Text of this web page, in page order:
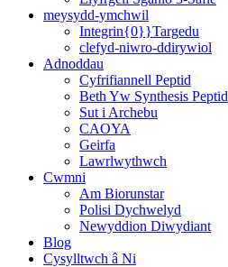
meysydd-ymchwil
Integrin{0}}Targedu
clefyd-niwro-ddirywiol
Adnoddau
Cyfrifiannell Peptid
Beth Yw Synthesis Peptid
Sut i Archebu
CAOYA
Geirfa
Lawrlwythwch
Cwmni
Am Biorunstar
Polisi Dychwelyd
Newyddion Diwydiant
Blog
Cysylltwch â Ni